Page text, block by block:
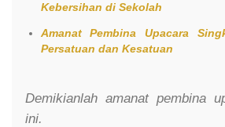
Kebersihan di Sekolah
Amanat Pembina Upacara
Persatuan dan Kesatuan
Demikianlah amanat pembina
ini.